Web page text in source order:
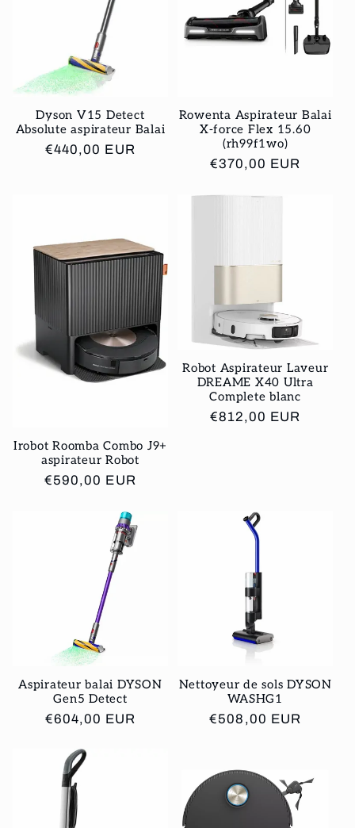
Dyson V15 Detect
Absolute aspirateur Balai
Prix
€440,00 EUR
Rowenta Aspirateur Balai
X-force Flex 15.60
(rh99f1wo)
Prix
€370,00 EUR
Irobot Roomba Combo J9+
aspirateur Robot
Prix
€590,00 EUR
Robot Aspirateur Laveur
DREAME X40 Ultra
Complete blanc
Prix
€812,00 EUR
Aspirateur balai DYSON
Gen5 Detect
Prix
€604,00 EUR
Nettoyeur de sols DYSON
WASHG1
Prix
€508,00 EUR